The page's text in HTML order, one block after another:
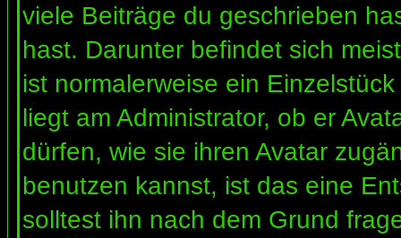
viele Beiträge du geschrieben
hast. Darunter befindet sich
ist normalerweise ein
liegt am Administrator, ob er
dürfen, wie sie ihren Avatar
benutzen kannst, ist das eine
solltest ihn nach dem Grund